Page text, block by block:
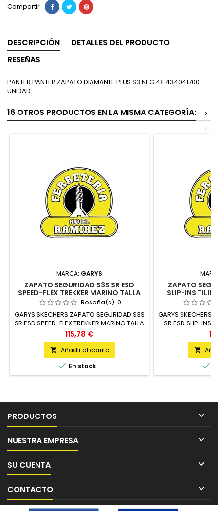
Compartir
DESCRIPCIÓN
DETALLES DEL PRODUCTO
RESEÑAS
PANTER PANTER ZAPATO DIAMANTE PLUS S3 NEG 48 434041700
UNIDAD
16 OTROS PRODUCTOS EN LA MISMA CATEGORÍA:
>
<
MARCA: GARYS
ZAPATO SEGURIDAD S3S SR ESD
SPEED-FLEX TREKKER MARINO TALLA
UNIDADReseña(s): 0
GARYS SKECHERS ZAPATO SEGURIDAD S3S
SR ESD SPEED-FLEX TREKKER MARINO TALLA
UNIDAD
Precio
115,78 €
 Añadir al carrito
 En stock
ZAPATO
SLIP-INS
GARYS SKECHERS
SR ESD SLIP-INS


PRODUCTOS 
NUESTRA EMPRESA 
SU CUENTA 
CONTACTO 